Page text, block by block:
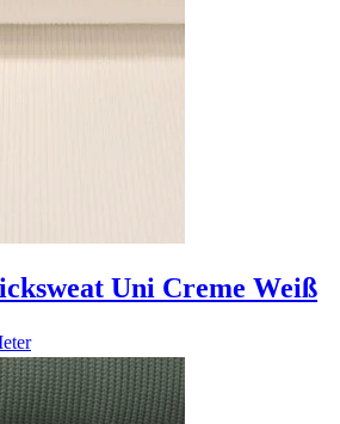
Uni Creme Weiß